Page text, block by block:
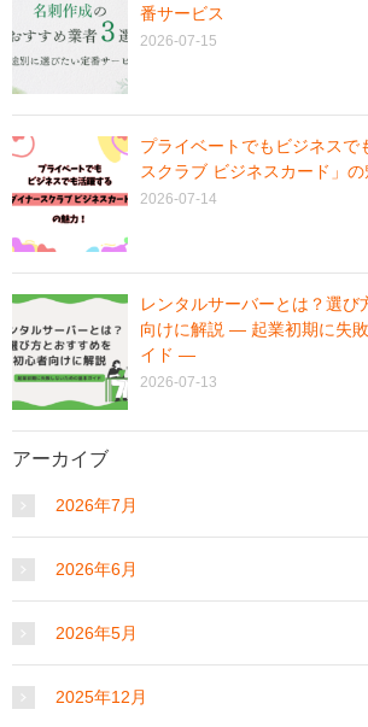
番サービス
2026-07-15
プライベートでもビジネスで
スクラブ ビジネスカード」の
2026-07-14
レンタルサーバーとは？選び
向けに解説 ― 起業初期に失
イド ―
2026-07-13
アーカイブ
2026年7月
2026年6月
2026年5月
2025年12月